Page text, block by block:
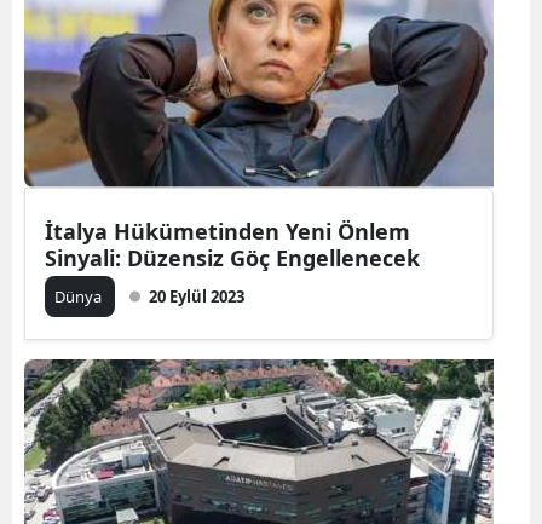
İtalya Hükümetinden Yeni Önlem
Sinyali: Düzensiz Göç Engellenecek
Dünya 20 Eylül 2023